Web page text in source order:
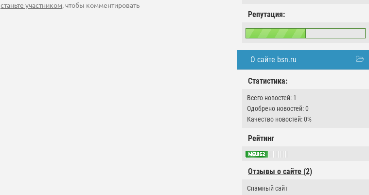
Репутация:
О сайте bsn.ru
Статистика:
Всего новостей: 1
Одобрено новостей: 0
Качество новостей: 0%
Рейтинг
Отзывы о сайте (2)
Спамный сайт
станьте участником, чтобы комментировать